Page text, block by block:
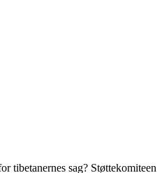
tibetanernes sag? Støttekomiteen